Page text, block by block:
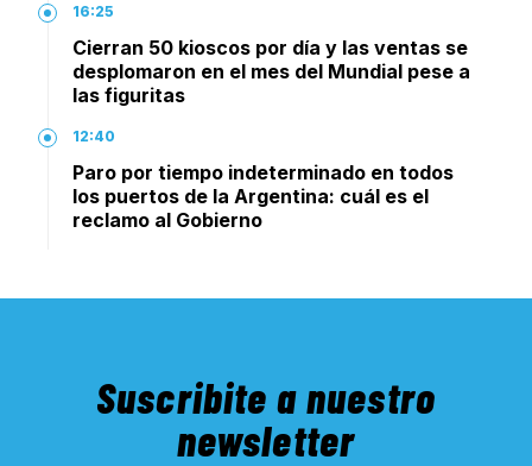
16:25
Cierran 50 kioscos por día y las ventas se
desplomaron en el mes del Mundial pese a
las figuritas
12:40
Paro por tiempo indeterminado en todos
los puertos de la Argentina: cuál es el
reclamo al Gobierno
Suscribite a nuestro
newsletter